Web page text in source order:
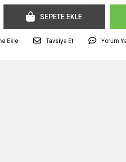
SEPETE EKLE
Tavsiye Et Yorum